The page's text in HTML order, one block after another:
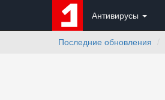
Антивирусы
Последние обновления